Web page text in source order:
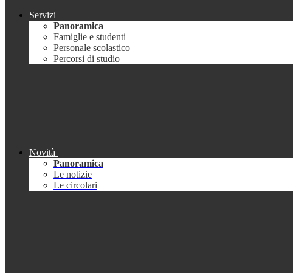
Servizi
Panoramica
Famiglie e studenti
Personale scolastico
Percorsi di studio
Novità
Panoramica
Le notizie
Le circolari